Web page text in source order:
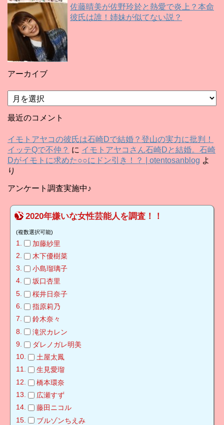
佐藤晴美が佐野玲於と熱愛で炎上？本命
彼氏は誰！姉妹が似てない説？
アーカイブ
ア
ー
カ
ブ
最近のコメント
イモトアヤコの彼氏は石崎Dで結婚？登山の実力に批判！
イッテQで不仲？ に イモトアヤコさん石崎Dと結婚。石崎
Dがイモトに求めた○○にドン引き！？ | otentosanblog よ
り
アンケート調査実施中♪
2020年嫌いな女性芸能人を調査！！
(複数選択可能)
加藤紗里
木下優樹菜
小島瑠璃子
坂口杏里
桜井日奈子
指原莉乃
鈴木奈々
滝沢カレン
ダレノガレ明美
土屋太鳳
生見愛瑠
橋本環奈
広瀬すず
藤田ニコル
ブルゾンちえみ